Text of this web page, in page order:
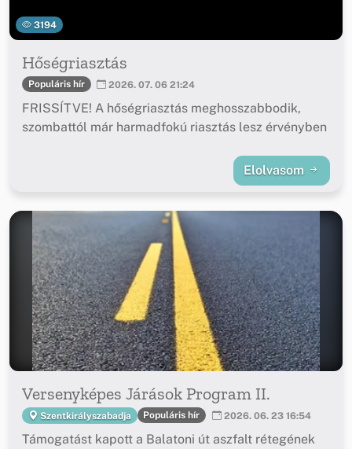
3194
Hőségriasztás
Populáris hír 2026. 07. 06 21:24
FRISSÍTVE! A hőségriasztás meghosszabbodik,
szombattól már harmadfokú riasztás lesz érvényben
Elolvasom
Versenyképes Járások Program II.
Szentkirályszabadja Populáris hír 2026. 06. 23 16:54
Támogatást kapott a Balatoni út aszfalt rétegének